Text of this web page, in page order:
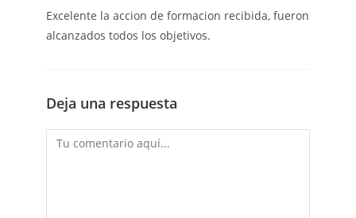
Excelente la accion de formacion recibida, fueron
alcanzados todos los objetivos.
Deja una respuesta